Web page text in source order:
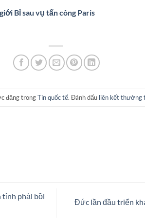
Bỉ sau vụ tấn công Paris
đăng trongTin quốc tế. Đánh dấu liên kết thường
tỉnh phải bồi
Đức lần đầu triển